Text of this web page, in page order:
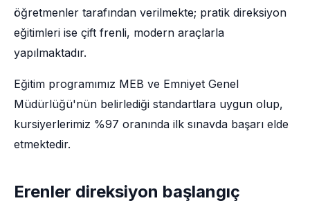
öğretmenler tarafından verilmekte; pratik direksiyon
eğitimleri ise çift frenli, modern araçlarla
yapılmaktadır.
Eğitim programımız MEB ve Emniyet Genel
Müdürlüğü'nün belirlediği standartlara uygun olup,
kursiyerlerimiz %97 oranında ilk sınavda başarı elde
etmektedir.
Erenler direksiyon başlangıç